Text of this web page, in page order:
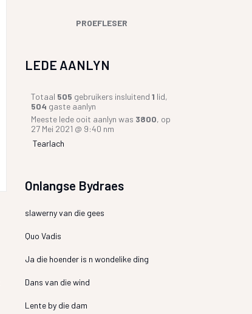
PROEFLESER
LEDE AANLYN
Totaal 505 gebruikers insluitend 1 lid,
504 gaste aanlyn
Meeste lede ooit aanlyn was 3800, op
27 Mei 2021 @ 9:40 nm
Tearlach
Onlangse Bydraes
slawerny van die gees
Quo Vadis
Ja die hoender is n wondelike ding
Dans van die wind
Lente by die dam